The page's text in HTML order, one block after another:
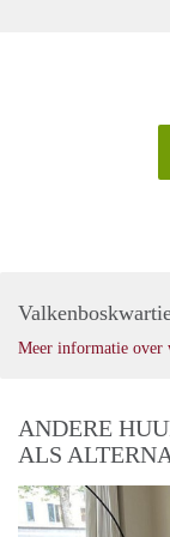
Meer informatie over
ANDERE
ALS